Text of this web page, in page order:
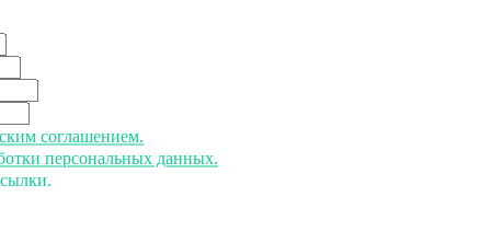
соглашением.
персональных данных.